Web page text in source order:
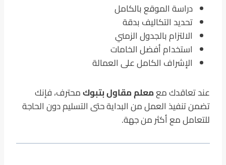
دراسة الموقع بالكامل
تحديد التكاليف بدقة
الالتزام بالجدول الزمني
استخدام أفضل الخامات
الإشراف الكامل على العمالة
عند تعاقدك معمعلم مقاول بتبوكمحترف، فإنك
تضمن تنفيذ العمل من البداية حتى التسليم دون الحاجة
للتعامل مع أكثر من جهة.